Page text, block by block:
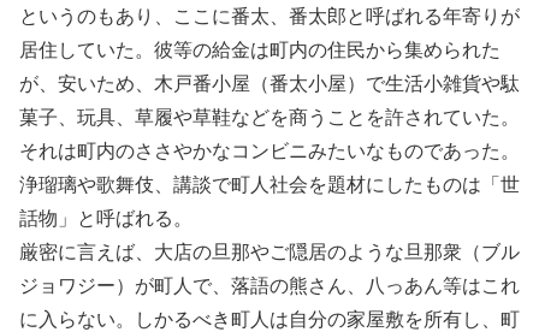
というのもあり、ここに番太、番太郎と呼ばれる年寄りが
居住していた。彼等の給金は町内の住民から集められた
が、安いため、木戸番小屋（番太小屋）で生活小雑貨や駄
菓子、玩具、草履や草鞋などを商うことを許されていた。
それは町内のささやかなコンビニみたいなものであった。
浄瑠璃や歌舞伎、講談で町人社会を題材にしたものは「世
話物」と呼ばれる。
厳密に言えば、大店の旦那やご隠居のような旦那衆（ブル
ジョワジー）が町人で、落語の熊さん、八っあん等はこれ
に入らない。しかるべき町人は自分の家屋敷を所有し、町